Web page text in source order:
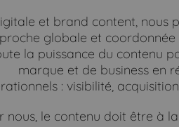
et brand content, nous
globale et
la puissance du contenu
marque et de business en
: visibilité,
nous, le contenu doit être à